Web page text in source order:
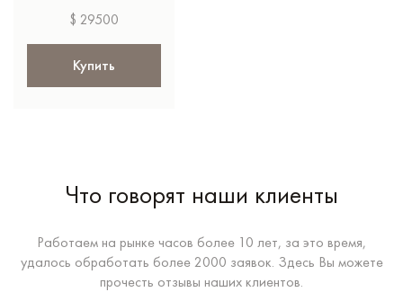
$ 29500
Купить
Что говорят наши клиенты
Работаем на рынке часов более 10 лет, за это время,
удалось обработать более 2000 заявок. Здесь Вы можете
прочесть отзывы наших клиентов.